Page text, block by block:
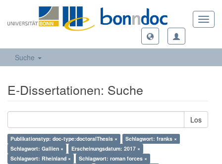
Suche
E-Dissertationen: Suche
Los
Publikationstyp: doc-type:doctoralThesis ×
Schlagwort: franks ×
Schlagwort: Gallien ×
Erscheinungsdatum: 2017 ×
Schlagwort: Rheinland ×
Schlagwort: roman forces ×